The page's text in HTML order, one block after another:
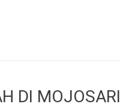
DI MOJOSARI